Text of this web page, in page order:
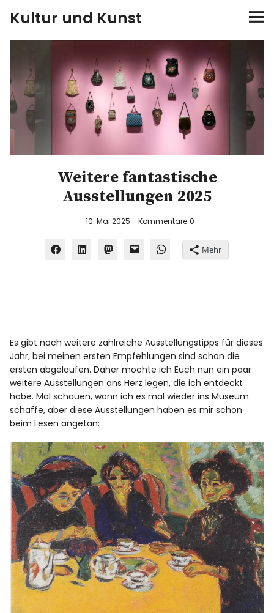
Kultur und Kunst
Ausstellungen
Spiele
Museen bei…
Bloggerreisen
Über mich
Weitere fantastische
Ausstellungen 2025
10. Mai 2025 Kommentare 0
Mehr
Es gibt noch weitere zahlreiche Ausstellungstipps für dieses
Jahr, bei meinen ersten Empfehlungen sind schon die
ersten abgelaufen. Daher möchte ich Euch nun ein paar
weitere Ausstellungen ans Herz legen, die ich entdeckt
habe. Mal schauen, wann ich es mal wieder ins Museum
schaffe, aber diese Ausstellungen haben es mir schon
beim Lesen angetan: